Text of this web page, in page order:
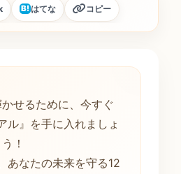
B!はてな コピー
せるために、今すぐ
ル』を手に入れましょ
う！
あなたの未来を守る12